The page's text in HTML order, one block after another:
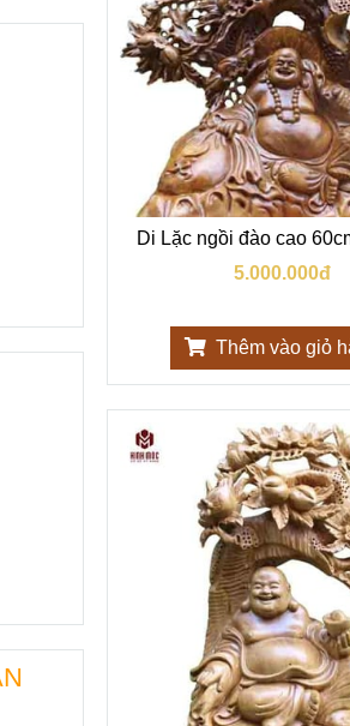
Di Lặc ngồi đào cao
5.000.000đ
Thêm vào giỏ